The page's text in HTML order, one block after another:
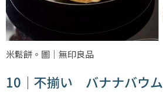
米鬆餅。圖｜無印良品
10｜不揃い バナナバウム